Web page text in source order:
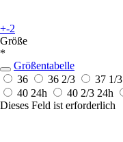
+-2
Größe
*
Größentabelle
36
36 2/3 37 1/3
40 24h 40 2/3 24h
Dieses Feld ist erforderlich